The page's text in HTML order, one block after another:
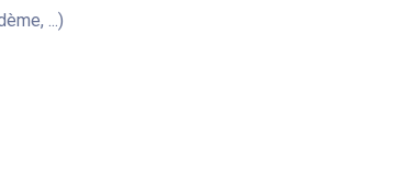
...)